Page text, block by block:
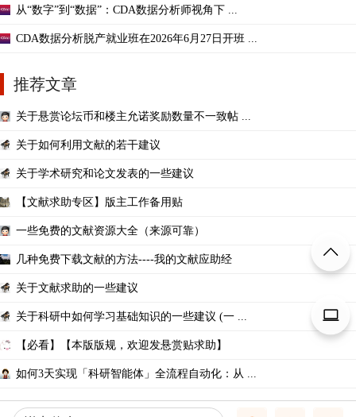
从“数字”到“数据”：CDA数据分析师视角下 ...
CDA数据分析脱产就业班在2026年6月27日开班 ...
推荐文章
关于悬赏论坛币和楼主允诺奖励数量不一致帖 ...
关于如何利用文献的若干建议
关于学术研究和论文发表的一些建议
【文献求助专区】版主工作备用贴
一些免费的文献资源大全（来源可靠）
几种免费下载文献的方法----我的文献应助经
关于文献求助的一些建议
关于科研中如何学习基础知识的一些建议 (一 ...
【必看】【本版版规，欢迎发悬赏贴求助】
如何3天实现「科研智能体」全流程自动化：从 ...